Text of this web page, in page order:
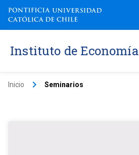
Instituto de Economía
Inicio keyboard_arrow_right Seminarios